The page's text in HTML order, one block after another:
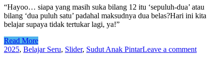
“Hayoo… siapa yang masih suka bilang 12 itu ‘sepuluh-dua’ atau
bilang ‘dua puluh satu’ padahal maksudnya dua belas?Hari ini kita
belajar supaya tidak tertukar lagi, ya!”
Read More
2025, Belajar Seru, Slider, Sudut Anak PintarLeave a comment